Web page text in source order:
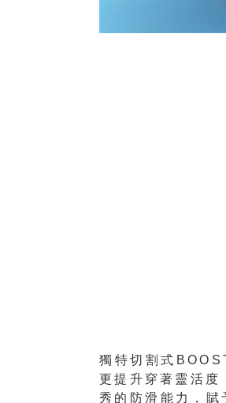
獨特切割式
更提升穿著靈活度
秀的防滑能力，賦